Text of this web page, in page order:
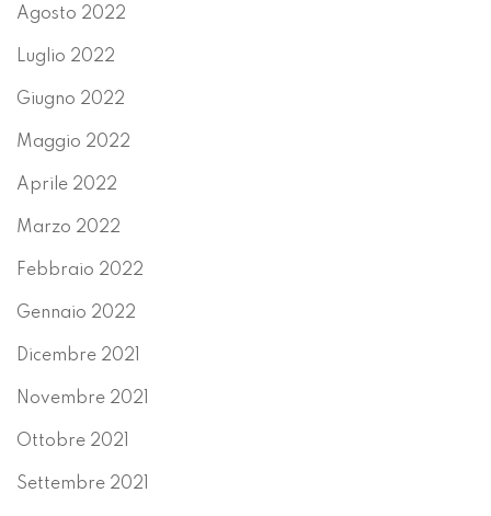
Agosto 2022
Luglio 2022
Giugno 2022
Maggio 2022
Aprile 2022
Marzo 2022
Febbraio 2022
Gennaio 2022
Dicembre 2021
Novembre 2021
Ottobre 2021
Settembre 2021